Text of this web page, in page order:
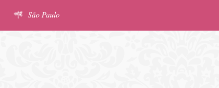
São Paulo